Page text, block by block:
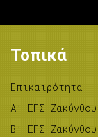
Τοπικά
Επικαιρότητα
A’ ΕΠΣ Ζακύνθου
B’ ΕΠΣ Ζακύνθου